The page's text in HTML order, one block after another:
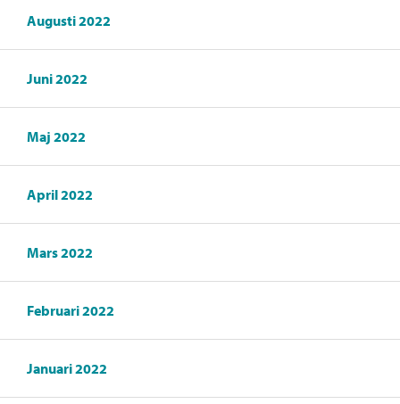
Augusti 2022
Juni 2022
Maj 2022
April 2022
Mars 2022
Februari 2022
Januari 2022